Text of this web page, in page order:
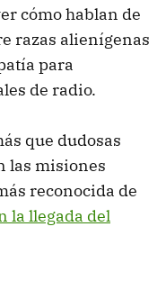
cómo hablan de
razas alienígenas
para
de radio.
que dudosas
las misiones
reconocida de
la llegada del